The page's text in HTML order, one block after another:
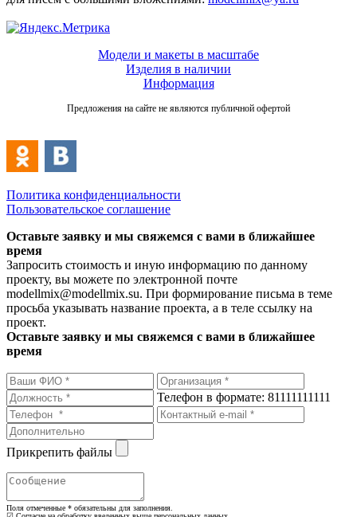
Модели и макеты в масштабе
Изделия в наличии
Информация
Предложения на сайте не являются публичной офертой
Политика конфиденциальности
Пользовательское соглашение
Оставьте заявку и мы свяжемся с вами в ближайшее
время
Запросить стоимость и иную информацию по данному
проекту, вы можете по электронной почте
modellmix@modellmix.su. При формирование письма в теме
просьба указывать название проекта, а в теле ссылку на
проект.
Оставьте заявку и мы свяжемся с вами в ближайшее
время
Телефон в формате: 81111111111
Прикрепить файлы
Поля отмеченные * обязательны для заполнения.